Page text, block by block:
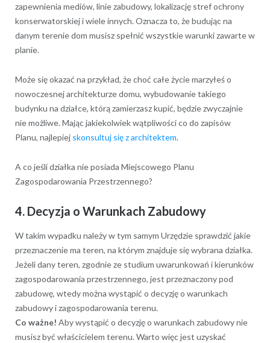
zapewnienia mediów, linie zabudowy, lokalizację stref ochrony
konserwatorskiej i wiele innych. Oznacza to, że budując na
danym terenie dom musisz spełnić wszystkie warunki zawarte w
planie.
Może się okazać na przykład, że choć całe życie marzyłeś o
nowoczesnej architekturze domu, wybudowanie takiego
budynku na działce, którą zamierzasz kupić, będzie zwyczajnie
nie możliwe. Mając jakiekolwiek wątpliwości co do zapisów
Planu, najlepiej skonsultuj się z architektem.
A co jeśli działka nie posiada Miejscowego Planu
Zagospodarowania Przestrzennego?
4. Decyzja o Warunkach Zabudowy
W takim wypadku należy w tym samym Urzędzie sprawdzić jakie
przeznaczenie ma teren, na którym znajduje się wybrana działka.
Jeżeli dany teren, zgodnie ze studium uwarunkowań i kierunków
zagospodarowania przestrzennego, jest przeznaczony pod
zabudowę, wtedy można wystąpić o decyzję o warunkach
zabudowy i zagospodarowania terenu.
Co ważne! Aby wystąpić o decyzję o warunkach zabudowy nie
musisz być właścicielem terenu. Warto więc jest uzyskać